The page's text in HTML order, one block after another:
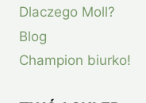
Dlaczego Moll?
Blog
Champion biurko!